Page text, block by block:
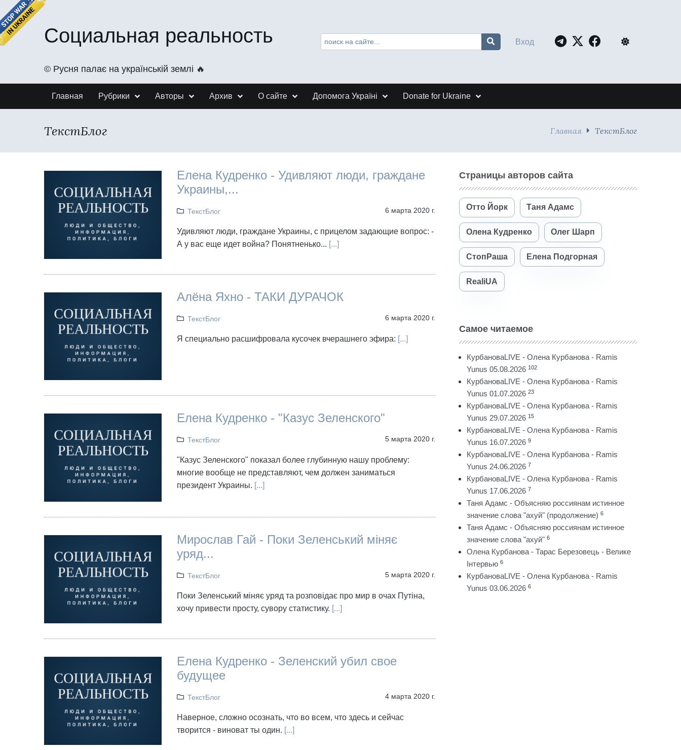
Социальная реальность
©️ Русня палає на українській землі 🔥
Вход
Главная Рубрики Авторы Архив О сайте Допомога Україні Donate for Ukraine
ТекстБлог Главная ТекстБлог
Елена Кудренко - Удивляют люди, граждане
Украины,...
ТекстБлог 6 марта 2020 г.
Удивляют люди, граждане Украины, с прицелом задающие вопрос: -
А у вас еще идет война? Понятненько... [...]
Алёна Яхно - ТАКИ ДУРАЧОК
ТекстБлог 6 марта 2020 г.
Я специально расшифровала кусочек вчерашнего эфира: [...]
Елена Кудренко - "Казус Зеленского"
ТекстБлог 5 марта 2020 г.
"Казус Зеленского" показал более глубинную нашу проблему:
многие вообще не представляют, чем должен заниматься
президент Украины. [...]
Мирослав Гай - Поки Зеленський міняє
уряд...
ТекстБлог 5 марта 2020 г.
Поки Зеленський міняє уряд та розповідає про мир в очах Путіна,
хочу привести просту, сувору статистику. [...]
Елена Кудренко - Зеленский убил свое
будущее
ТекстБлог 4 марта 2020 г.
Наверное, сложно осознать, что во всем, что здесь и сейчас
творится - виноват ты один. [...]
Страницы авторов сайта
Отто Йорк Таня Адамс
Олена Кудренко Олег Шарп
СтопРаша Елена Подгорная
RealiUA
Самое читаемое
КурбановаLIVE - Олена Курбанова - Ramis
Yunus 05.08.2026 102
КурбановаLIVE - Олена Курбанова - Ramis
Yunus 01.07.2026 23
КурбановаLIVE - Олена Курбанова - Ramis
Yunus 29.07.2026 15
КурбановаLIVE - Олена Курбанова - Ramis
Yunus 16.07.2026 9
КурбановаLIVE - Олена Курбанова - Ramis
Yunus 24.06.2026 7
КурбановаLIVE - Олена Курбанова - Ramis
Yunus 17.06.2026 7
Таня Адамс - Объясняю россиянам истинное
значение слова "ахуй" (продолжение) 6
Таня Адамс - Объясняю россиянам истинное
значение слова "ахуй" 6
Олена Курбанова - Тарас Березовець - Велике
Інтервью 6
КурбановаLIVE - Олена Курбанова - Ramis
Yunus 03.06.2026 6